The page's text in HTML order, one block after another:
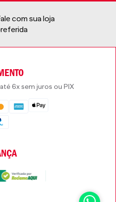
com sua loja
6x sem juros ou PIX